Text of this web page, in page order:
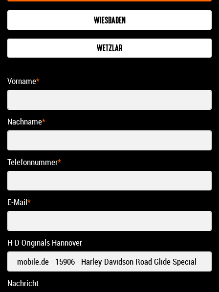
WIESBADEN
WETZLAR
Vorname*
Nachname*
Telefonnummer*
E-Mail*
H-D Originals Hannover
Nachricht